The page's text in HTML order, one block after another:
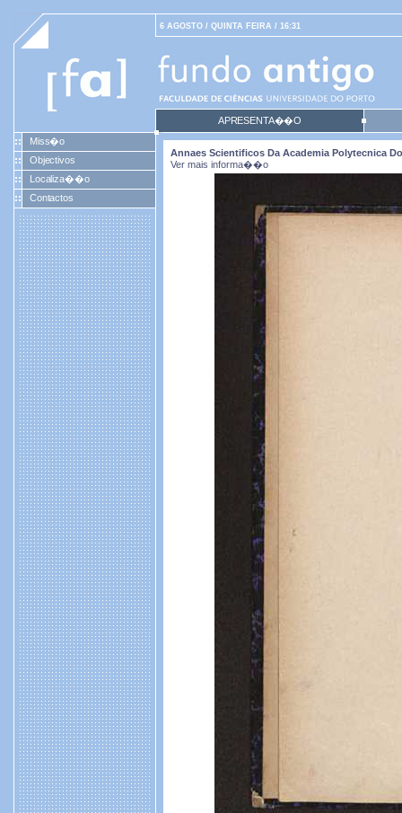
6 AGOSTO / QUINTA FEIRA / 16:31
APRESENTA��O
Miss�o
Objectivos
Localiza��o
Contactos
Annaes Scientificos Da Academia Polytecnica
Ver mais informa��o